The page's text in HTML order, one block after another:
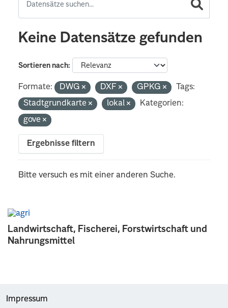
Landwirtschaft, Fischerei, Forstwirtschaft und
Nahrungsmittel
Keine Datensätze gefunden
Sortieren nach
Formate: DWG DXF GPKG
Tags:
Stadtgrundkarte
lokal
Kategorien:
gove
Ergebnisse filtern
Bitte versuch es mit einer anderen Suche.
Impressum